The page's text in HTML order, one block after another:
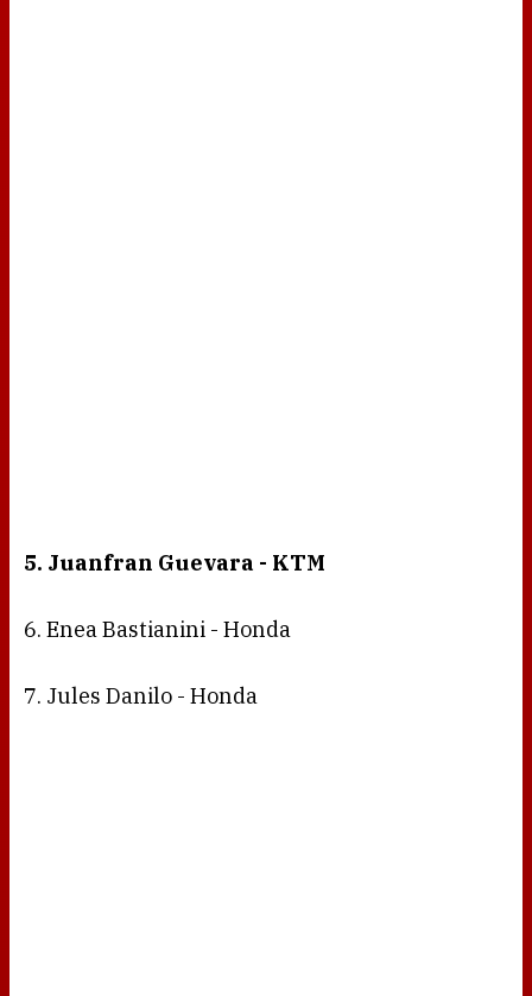
5. Juanfran Guevara - KTM
6. Enea Bastianini - Honda
7. Jules Danilo - Honda